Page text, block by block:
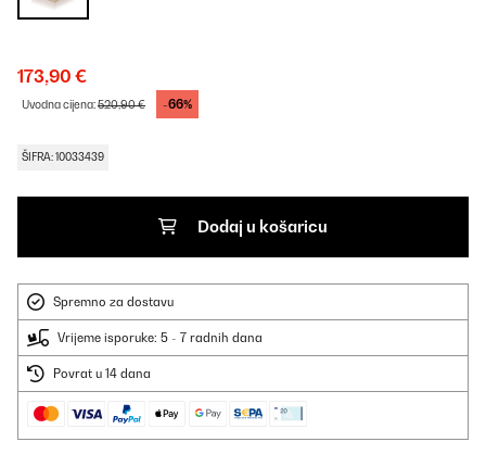
173,90 €
Uvodna cijena:520,90 € -66%
ŠIFRA: 10033439
Dodaj u košaricu
Spremno za dostavu
Vrijeme isporuke: 5 - 7 radnih dana
Povrat u 14 dana